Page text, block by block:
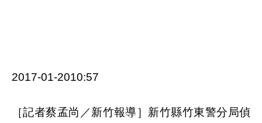
2017-01-2010:57
［記者蔡孟尚／新竹報導］新竹縣竹東警分局偵